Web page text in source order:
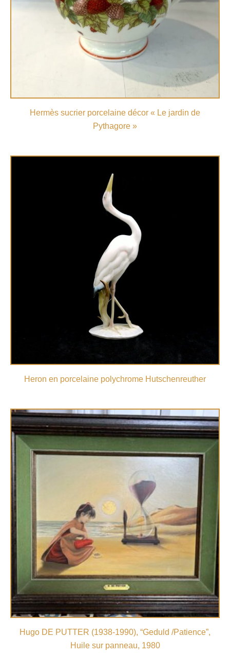
Hermès sucrier porcelaine décor « Le jardin de
Pythagore »
Heron en porcelaine polychrome Hutschenreuther
Hugo DE PUTTER (1938-1990), “Geduld /Patience”,
Huile sur panneau, 1980